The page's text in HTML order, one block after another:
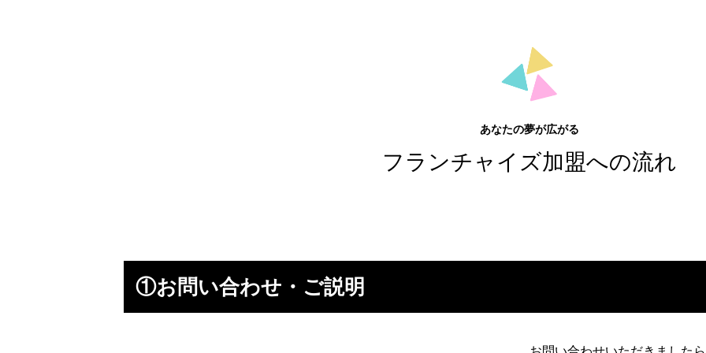
あなたの夢が広がる
フランチャイズ加盟への流れ
①お問い合わせ・ご説明